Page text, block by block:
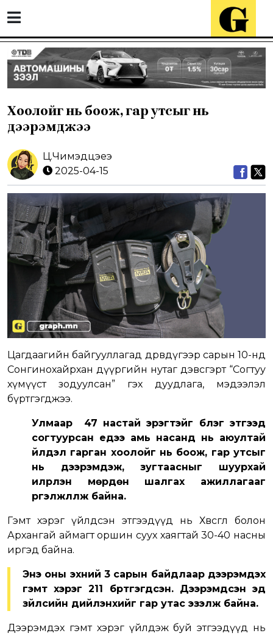
Хоолойг нь боож, гар утсыг нь
дээрэмджээ
Ц.Чимэдцэеэ
2025-04-15
Цагдаагийн байгууллагад дөрөвдүгээр сарын 10-нд
Сонгинохайрхан дүүргийн нутаг дэвсгэрт “Согтуу
хүмүүст зодуулсан” гэх дуудлага, мэдээлэл
бүртгэгджээ.
Улмаар 47 настай эрэгтэйг бүлэг этгээд
согтуурсан үедээ амь насанд нь аюултай
үйлдэл гарган хоолойг нь боож, гар утсыг
нь дээрэмдэж, зугтаасныг шуурхай
илрүүлэн мөрдөн шалгах ажиллагааг
үргэлжлүүлж байна.
Гэмт хэрэг үйлдсэн этгээдүүд нь Хөвсгөл болон
Архангай аймагт оршин суух хаягтай 30-40 насны
иргэд байна.
Энэ оны эхний 3 сарын байдлаар дээрэмдэх
гэмт хэрэг 211 бүртгэгдсэн. Дээрэмдсэн эд
зүйлсийн дийлэнхийг гар утас эзэлж байна.
Дээрэмдэх гэмт хэрэг үйлдэж буй этгээдүүд нь